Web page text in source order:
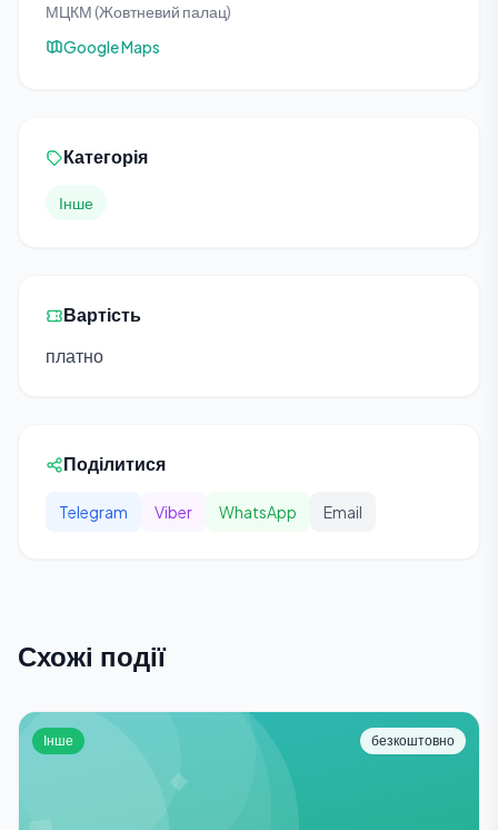
МЦКМ (Жовтневий палац)
Google Maps
Категорія
Інше
Вартість
платно
Поділитися
Telegram Viber WhatsApp Email
Схожі події
Інше безкоштовно